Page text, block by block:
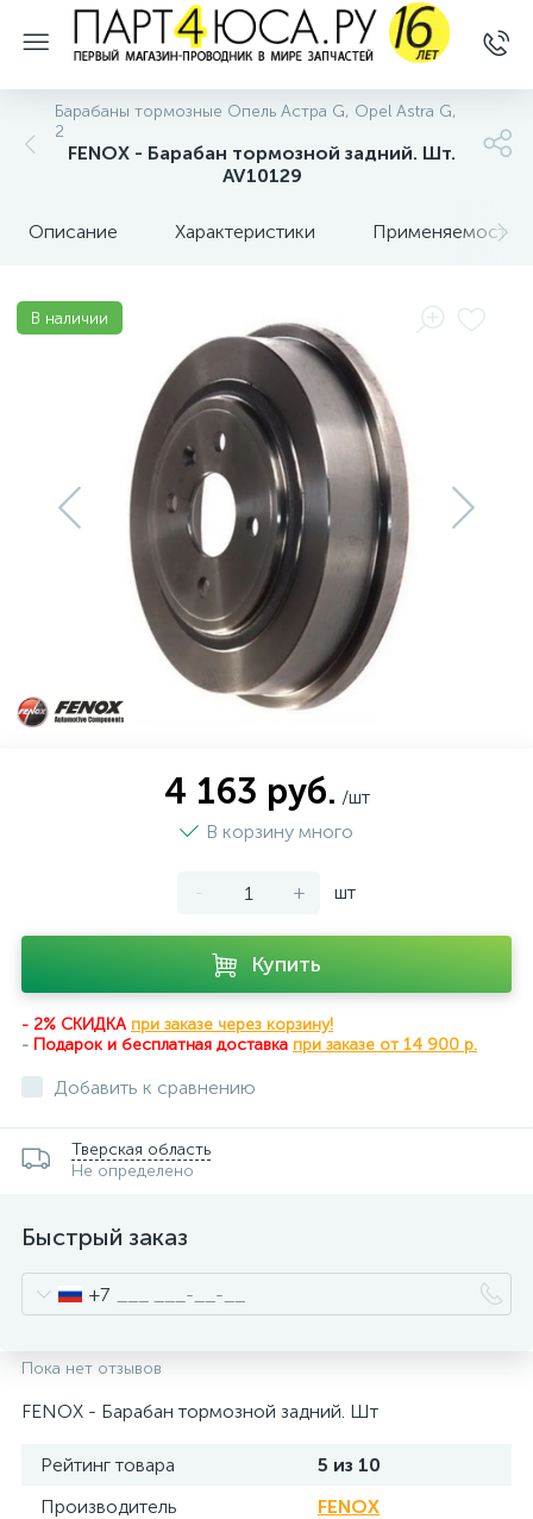
Барабаны тормозные Опель Астра G, Opel Astra G,
2
FENOX - Барабан тормозной задний. Шт.
AV10129
Описание Характеристики Применяемость
В наличии
4 163 руб. /шт
В корзину много
- + шт
Купить
- 2% СКИДКА при заказе через корзину!
- Подарок и бесплатная доставка при заказе от 14 900 р.
Добавить к сравнению
Тверская область
Не определено
Быстрый заказ
+7
Пока нет отзывов
FENOX - Барабан тормозной задний. Шт
Рейтинг товара
5 из 10
Производитель
FENOX